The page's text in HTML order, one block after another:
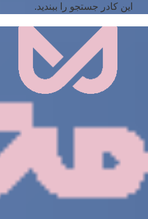
این کادر جستجو را ببندید.